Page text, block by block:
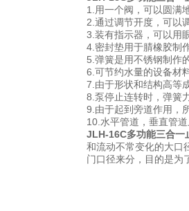
1.用一个阀，可以圆满
2.通过调节开度，可以
3.装有指示器，可以用
4.密封垫用于腈橡胶制
5.弹簧是用不锈钢制作
6.可节约水量的设备材
7.由于形状和结构高等
8.泵停止连转时，弹簧
9.由于起到旁道作用，
10.水平管道，垂直管
JLH-16C多功能三合一
和流动不常变化的大口
门口径来分，目的是为